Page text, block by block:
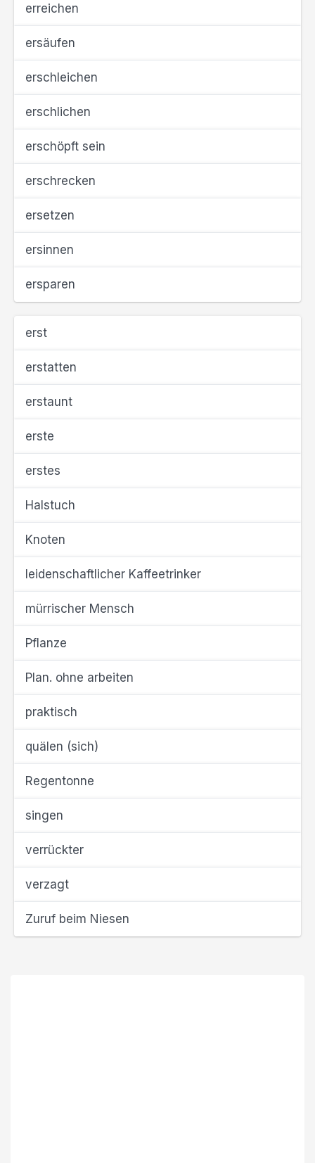
erreichen
ersäufen
erschleichen
erschlichen
erschöpft sein
erschrecken
ersetzen
ersinnen
ersparen
erst
erstatten
erstaunt
erste
erstes
Halstuch
Knoten
leidenschaftlicher Kaffeetrinker
mürrischer Mensch
Pflanze
Plan. ohne arbeiten
praktisch
quälen (sich)
Regentonne
singen
verrückter
verzagt
Zuruf beim Niesen